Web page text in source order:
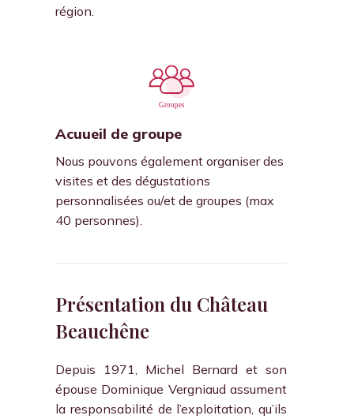
région.
Acuueil de groupe
Nous pouvons également organiser des
visites et des dégustations
personnalisées ou/et de groupes (max
40 personnes).
Présentation du Château
Beauchêne
Depuis 1971, Michel Bernard et son
épouse Dominique Vergniaud assument
la responsabilité de l’exploitation, qu’ils